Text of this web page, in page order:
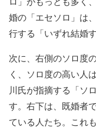
婚の「エセソロ」は
行する「いずれ結婚
次に、右側のソロ度
く、ソロ度の高い人
川氏が指摘する「ソ
す。右下は、既婚者
ている人たち。これ